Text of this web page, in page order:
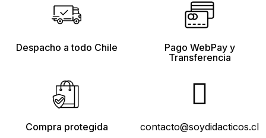
Despacho a todo Chile
Pago WebPay y
Transferencia
Compra protegida contacto@soydidacticos.cl